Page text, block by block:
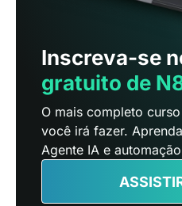
Inscreva-se
gratuito de
O mais completo
você irá fazer.
Agente IA e